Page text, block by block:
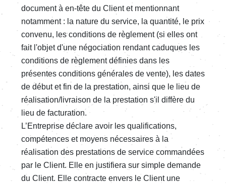
document à en-tête du Client et mentionnant
notamment : la nature du service, la quantité, le prix
convenu, les conditions de règlement (si elles ont
fait l'objet d'une négociation rendant caduques les
conditions de règlement définies dans les
présentes conditions générales de vente), les dates
de début et fin de la prestation, ainsi que le lieu de
réalisation/livraison de la prestation s'il diffère du
lieu de facturation.
L’Entreprise déclare avoir les qualifications,
compétences et moyens nécessaires à la
réalisation des prestations de service commandées
par le Client. Elle en justifiera sur simple demande
du Client. Elle contracte envers le Client une